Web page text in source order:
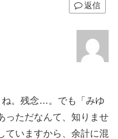
返信
ね。残念…。でも「みゆ
っただなんて、知りませ
ていますから、余計に混